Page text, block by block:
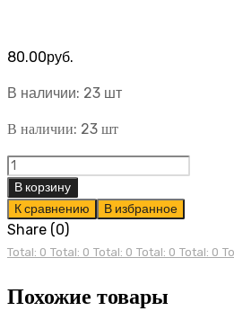
80.00руб.
В наличии: 23 шт
В наличии: 23 шт
Oil
Right
смазка
графитная
250гр
quantity
В корзину
К сравнению
В избранное
Share (0)
Total: 0 Total: 0 Total: 0 Total: 0 Total: 0
Похожие товары